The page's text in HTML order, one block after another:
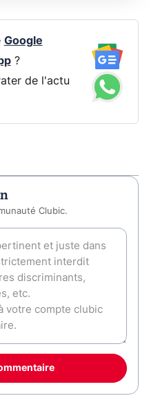
Google
?
de l'actu
Clubic.